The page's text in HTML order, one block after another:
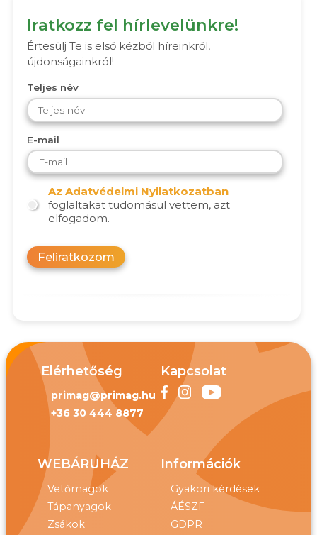
Iratkozz fel hírlevelünkre!
Értesülj Te is első kézből híreinkről,
újdonságainkról!
Teljes név
E-mail
Az Adatvédelmi Nyilatkozatban
foglaltakat tudomásul vettem, azt
elfogadom.
Feliratkozom
Elérhetőség
primag@primag.hu
+36 30 444 8877
Kapcsolat
WEBÁRUHÁZ
Vetőmagok
Tápanyagok
Zsákok
Információk
Gyakori kérdések
ÁÉSZF
GDPR